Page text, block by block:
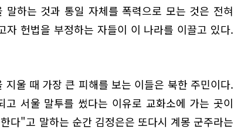
하는 것과 통일 자체를 폭력으로 모는 것은 전혀
자 헌법을 부정하는 자들이 이 나라를 이끌고 있다.
울 때 가장 큰 피해를 보는 이들은 북한 주민이다.
고 서울 말투를 썼다는 이유로 교화소에 가는 곳이
다"고 말하는 순간 김정은은 또다시 계몽 군주라는